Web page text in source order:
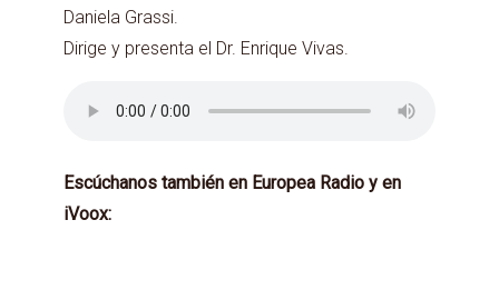
Daniela Grassi.
Dirige y presenta el Dr. Enrique Vivas.
Escúchanos también en Europea Radio y en
iVoox: